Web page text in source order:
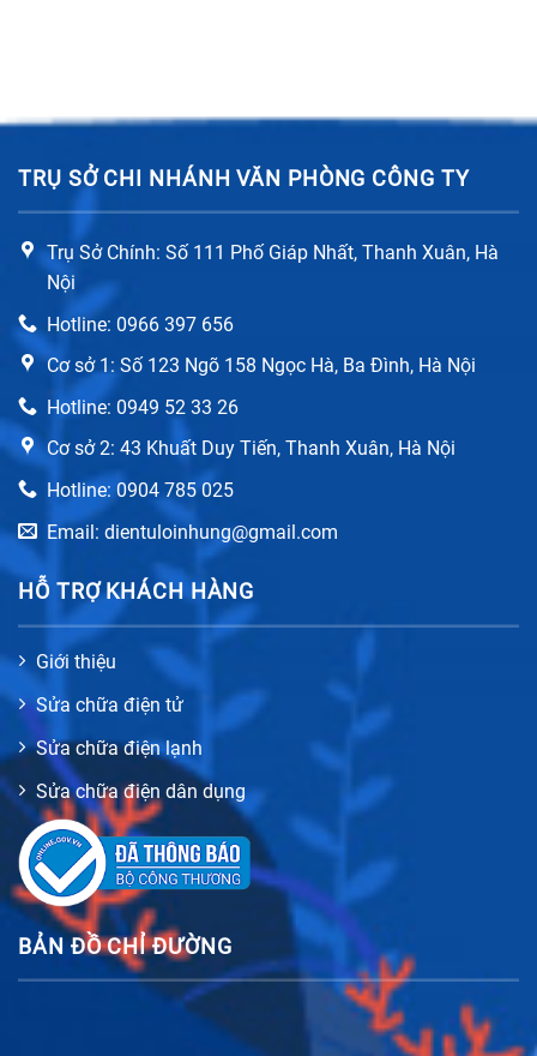
TRỤ SỞ CHI NHÁNH VĂN PHÒNG CÔNG TY
Trụ Sở Chính: Số 111 Phố Giáp Nhất, Thanh Xuân, Hà
Nội
Hotline: 0966 397 656
Cơ sở 1: Số 123 Ngõ 158 Ngọc Hà, Ba Đình, Hà Nội
Hotline: 0949 52 33 26
Cơ sở 2: 43 Khuất Duy Tiến, Thanh Xuân, Hà Nội
Hotline: 0904 785 025
Email: dientuloinhung@gmail.com
HỖ TRỢ KHÁCH HÀNG
Giới thiệu
Sửa chữa điện tử
Sửa chữa điện lạnh
Sửa chữa điện dân dụng
BẢN ĐỒ CHỈ ĐƯỜNG